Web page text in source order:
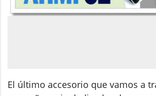
El último accesorio que vamos a